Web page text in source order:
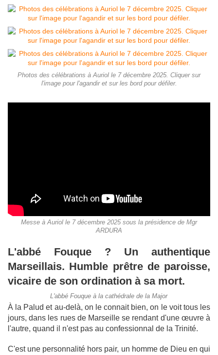
Photos des célébrations à Auriol le 7 décembre 2025. Cliquer sur
l'image pour l'agandir et sur les bord pour défiler.
Messe à Auriol le 7 décembre 2025 sous la présidence de Mgr
ARDURA
L'abbé Fouque ? Un authentique
Marseillais. Humble prêtre de paroisse,
vicaire de son ordination à sa mort.
L'abbé Fouque à la cathédrale de la Major
À la Palud et au-delà, on le connait bien, on le voit tous les
jours, dans les rues de Marseille se rendant d'une œuvre à
l'autre, quand il n'est pas au confessionnal de la Trinité.
C'est une personnalité hors pair, un homme de Dieu en qui